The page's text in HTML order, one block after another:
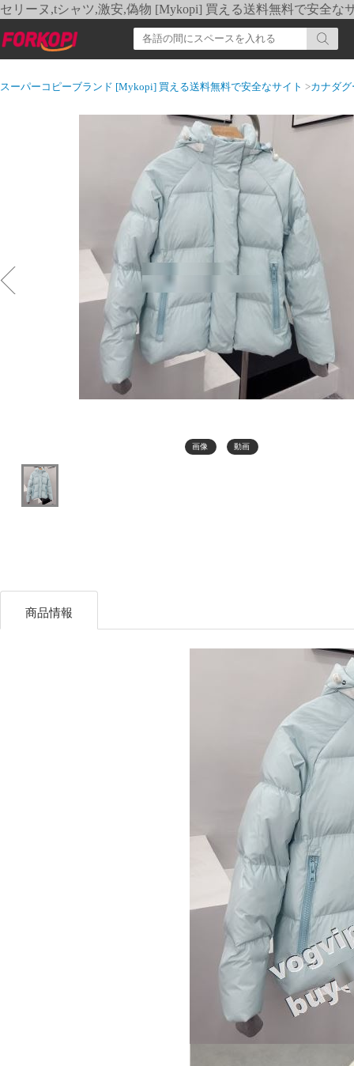
セリーヌ,tシャツ,激安,偽物 [Mykopi] 買える送料無料で安全な
スーパーコピーブランド [Mykopi] 買える送料無料で安全なサイト >カナダ
画像 動画
商品情報